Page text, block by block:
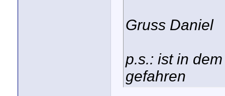
Gruss Daniel
p.s.: ist in
gefahren